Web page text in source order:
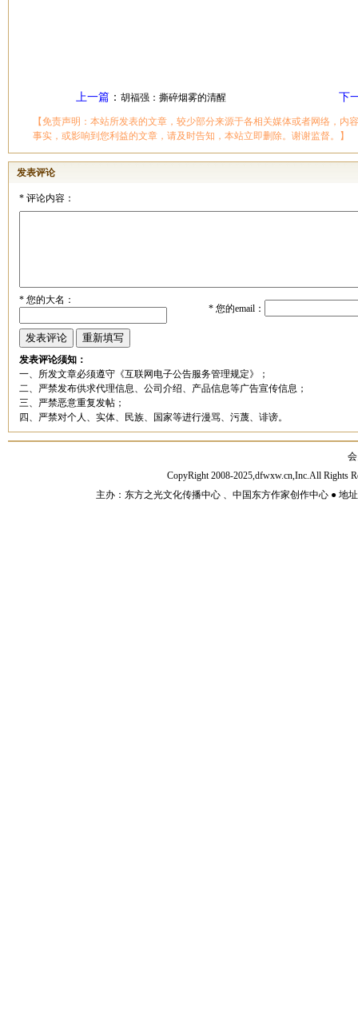
上一篇： 胡福强：撕碎烟雾的清醒 下
【免责声明：本站所发表的文章，较少部分来源于各相关媒体或者网络，内
事实，或影响到您利益的文章，请及时告知，本站立即删除。谢谢监督。】
发表评论
*评论内容：
*您的大名：
*您的email：
发表评论须知：
一、所发文章必须遵守《互联网电子公告服务管理规定》；
二、严禁发布供求代理信息、公司介绍、产品信息等广告宣传信息；
三、严禁恶意重复发帖；
四、严禁对个人、实体、民族、国家等进行漫骂、污蔑、诽谤。
CopyRight 2008-2025,dfwxw.cn,Inc.All Rights
主办：东方之光文化传播中心 、中国东方作家创作中心 ● 地